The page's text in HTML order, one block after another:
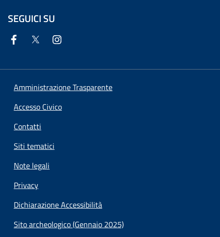
SEGUICI SU
Amministrazione Trasparente
Accesso Civico
Contatti
Siti tematici
Note legali
Privacy
Dichiarazione Accessibilità
Sito archeologico (Gennaio 2025)